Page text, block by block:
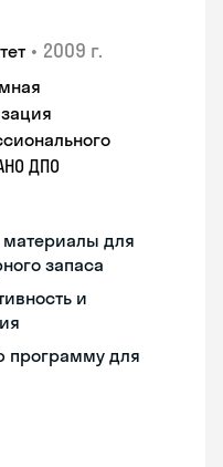
• 2009 г.
ДПО
материалы для
запаса
и
программу для